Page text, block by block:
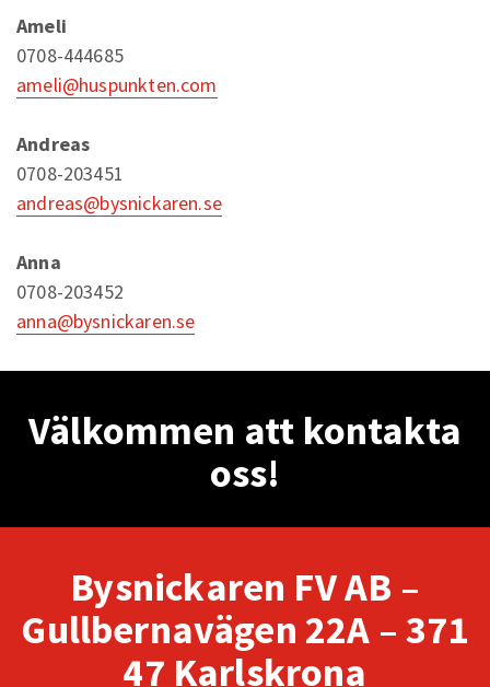
Ameli
0708-444685
ameli@huspunkten.com
Andreas
0708-203451
andreas@bysnickaren.se
Anna
0708-203452
anna@bysnickaren.se
Välkommen att kontakta
oss!
Bysnickaren FV AB –
Gullbernavägen 22A – 371
47 Karlskrona